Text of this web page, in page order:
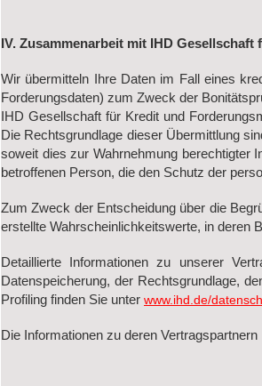
IV. Zusammenarbeit mit IHD
Wir übermitteln Ihre Daten im Fall eines
Forderungsdaten) zum Zweck der
IHD Gesellschaft für Kredit und
Die Rechtsgrundlage dieser Übermittlung
soweit dies zur Wahrnehmung berechtigter
betroffenen Person, die den Schutz der
Zum Zweck der Entscheidung über die
erstellte Wahrscheinlichkeitswerte, in deren
Detaillierte Informationen zu unserer
Datenspeicherung, der Rechtsgrundlage,
Profiling finden Sie unter www.ihd.de/
Die Informationen zu deren